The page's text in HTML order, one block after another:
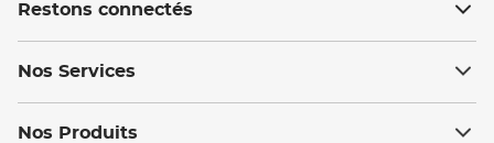
Restons connectés
Nos Services
Nos Produits